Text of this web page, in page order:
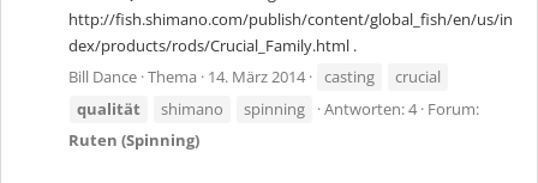
http://fish.shimano.com/publish/content/global_fish/en/us/in
dex/products/rods/Crucial_Family.html .
Bill Dance Thema 14. März 2014 casting
crucial
qualität
shimano spinning Antworten: 4 Forum:
Ruten (Spinning)